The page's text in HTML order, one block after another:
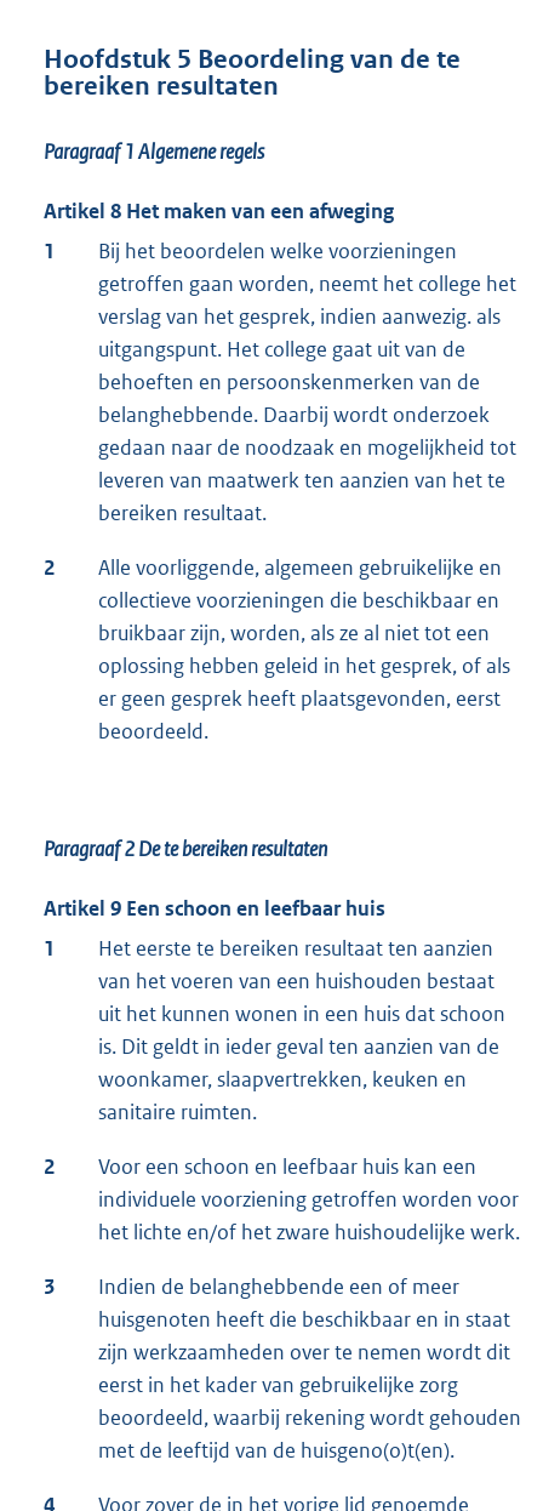
Hoofdstuk 5 Beoordeling van de te
bereiken resultaten
Paragraaf 1Algemene regels
Artikel 8 Het maken van een afweging
1
Bij het beoordelen welke voorzieningen
getroffen gaan worden, neemt het college het
verslag van het gesprek, indien aanwezig. als
uitgangspunt. Het college gaat uit van de
behoeften en persoonskenmerken van de
belanghebbende. Daarbij wordt onderzoek
gedaan naar de noodzaak en mogelijkheid tot
leveren van maatwerk ten aanzien van het te
bereiken resultaat.
2
Alle voorliggende, algemeen gebruikelijke en
collectieve voorzieningen die beschikbaar en
bruikbaar zijn, worden, als ze al niet tot een
oplossing hebben geleid in het gesprek, of als
er geen gesprek heeft plaatsgevonden, eerst
beoordeeld.
Paragraaf 2De te bereiken resultaten
Artikel 9 Een schoon en leefbaar huis
1
Het eerste te bereiken resultaat ten aanzien
van het voeren van een huishouden bestaat
uit het kunnen wonen in een huis dat schoon
is. Dit geldt in ieder geval ten aanzien van de
woonkamer, slaapvertrekken, keuken en
sanitaire ruimten.
2
Voor een schoon en leefbaar huis kan een
individuele voorziening getroffen worden voor
het lichte en/of het zware huishoudelijke werk.
3
Indien de belanghebbende een of meer
huisgenoten heeft die beschikbaar en in staat
zijn werkzaamheden over te nemen wordt dit
eerst in het kader van gebruikelijke zorg
beoordeeld, waarbij rekening wordt gehouden
met de leeftijd van de huisgeno(o)t(en).
4 Voor zover de in het vorige lid genoemde